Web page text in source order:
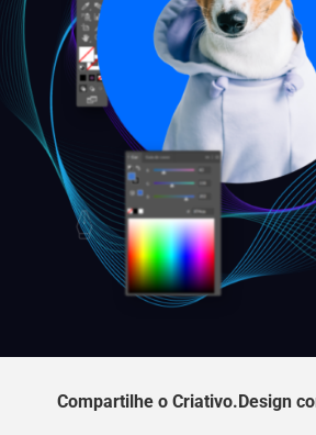
Compartilhe o Criativo.Design